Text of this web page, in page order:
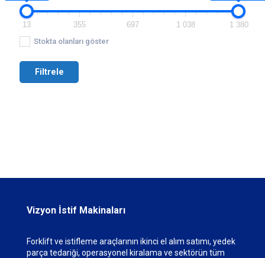
13 355 697 1 038
1 380
Stokta olanları göster
Filtrele
Vizyon İstif Makinaları
Forklift ve istifleme araçlarının ikinci el alım satımı, yedek
parça tedariği, operasyonel kiralama ve sektörün tüm